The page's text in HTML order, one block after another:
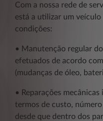
Com a nossa rede de
está a utilizar um
condições:
• Manutenção regular
efetuados de acordo
(mudanças de óleo,
• Reparações
termos de custo,
desde que dentro dos